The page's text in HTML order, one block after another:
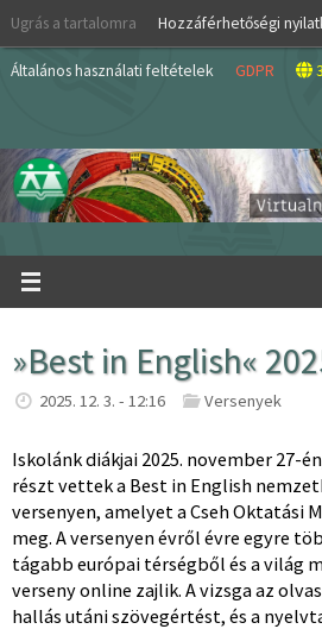
Skip
content
Ugrás a tartalomra Hozzáférhetőségi
Általános használati feltételek GDPR
»Best in English«
2025. 12. 3. - 12:16 Versenyek
Iskolánk diákjai 2025. november 27-
részt vettek a Best in English
versenyen, amelyet a Cseh Oktatási
meg. A versenyen évről évre egyre
tágabb európai térségből és a világ
verseny online zajlik. A vizsga az
hallás utáni szövegértést, és a